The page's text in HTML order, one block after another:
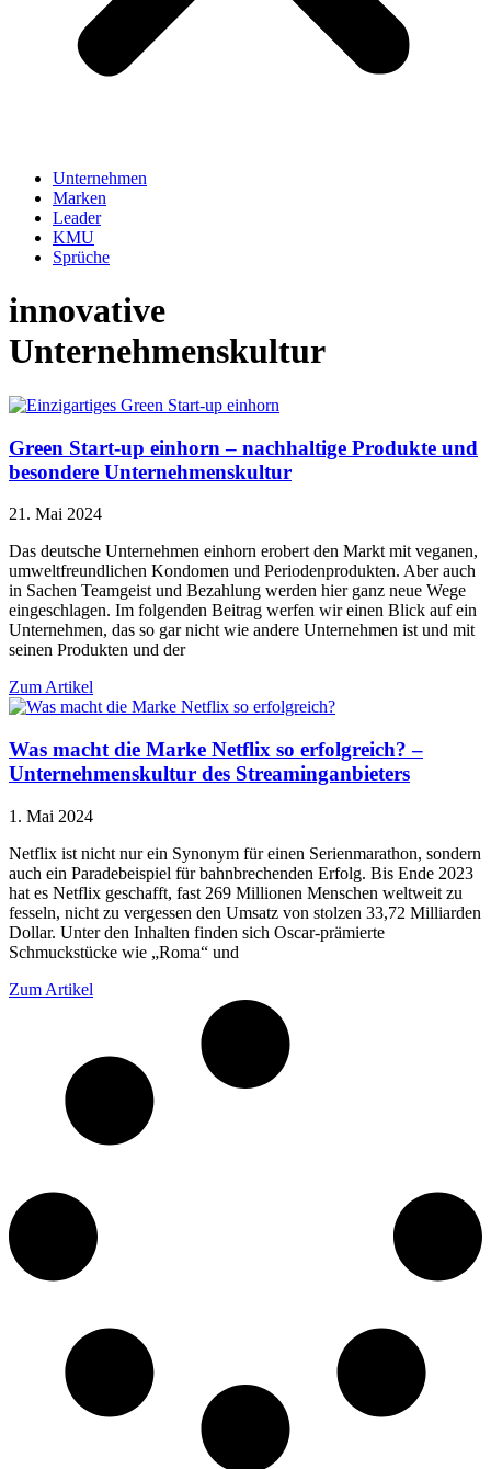
Unternehmen
Marken
Leader
KMU
Sprüche
innovative
Unternehmenskultur
Green Start-up einhorn – nachhaltige Produkte und
besondere Unternehmenskultur
21. Mai 2024
Das deutsche Unternehmen einhorn erobert den Markt mit veganen,
umweltfreundlichen Kondomen und Periodenprodukten. Aber auch
in Sachen Teamgeist und Bezahlung werden hier ganz neue Wege
eingeschlagen. Im folgenden Beitrag werfen wir einen Blick auf ein
Unternehmen, das so gar nicht wie andere Unternehmen ist und mit
seinen Produkten und der
Zum Artikel
Was macht die Marke Netflix so erfolgreich? –
Unternehmenskultur des Streaminganbieters
1. Mai 2024
Netflix ist nicht nur ein Synonym für einen Serienmarathon, sondern
auch ein Paradebeispiel für bahnbrechenden Erfolg. Bis Ende 2023
hat es Netflix geschafft, fast 269 Millionen Menschen weltweit zu
fesseln, nicht zu vergessen den Umsatz von stolzen 33,72 Milliarden
Dollar. Unter den Inhalten finden sich Oscar-prämierte
Schmuckstücke wie „Roma“ und
Zum Artikel